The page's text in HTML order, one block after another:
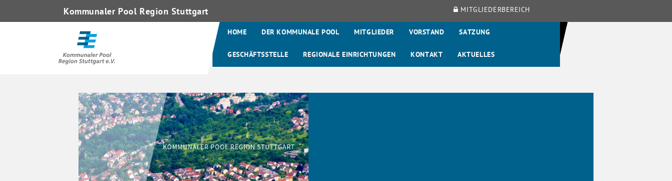
Kommunaler Pool Region Stuttgart MITGLIEDERBEREICH
HOME DER KOMMUNALE POOL MITGLIEDER VORSTAND SATZUNG
GESCHÄFTSSTELLE REGIONALE EINRICHTUNGEN KONTAKT AKTUELLES